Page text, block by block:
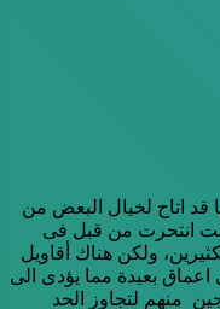
اتاح لخيال البعض من
انتحرت من قبل فى
ولكن هناك أقاويل
اعماق بعيدة مما يؤدى الى
منهم لتجاوز الحد